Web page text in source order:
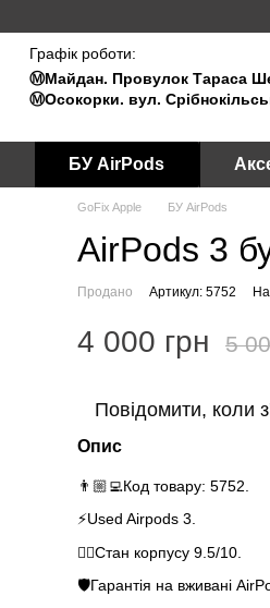
Графік роботи:
Ⓜ️Майдан. Провулок Тараса
Ⓜ️Осокорки. вул.
БУ AirPods
GoFix Apple БУ AirPods
AirPods 3
Продано Артикул: 5752
4 000 грн 5
Повідомити, коли
Опис
👨🏼‍💻Код товару: 5752.
⚡️Used Airpods 3.
👌🏻Стан корпусу 9.5/10.
🛡Гарантія на вживані